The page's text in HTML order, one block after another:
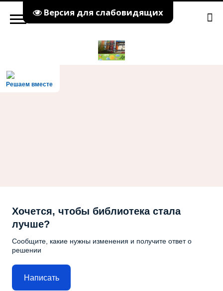
Версия для слабовидящих
Решаем вместе
Хочется, чтобы библиотека стала
лучше?
Сообщите, какие нужны изменения и получите ответ о
решении
Написать